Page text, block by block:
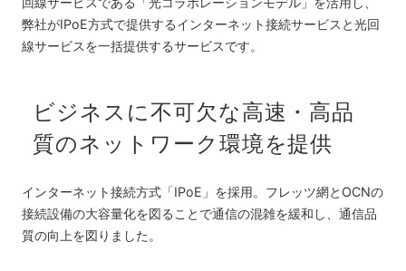
弊社がIPoE方式で提供するインターネット接続サービスと光回
線サービスを一括提供するサービスです。
ビジネスに不可欠な高速・高品
質のネットワーク環境を提供
インターネット接続方式「IPoE」を採用。フレッツ網とOCNの
接続設備の大容量化を図ることで通信の混雑を緩和し、通信品
質の向上を図りました。